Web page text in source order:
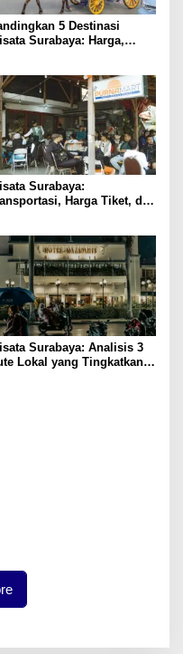
5 Destinasi
Surabaya: Harga,
Surabaya:
Harga Tiket, dan
Surabaya: Analisis 3
Lokal yang Tingkatkan